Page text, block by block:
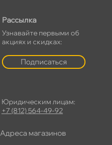
Рассылка
Узнавайте первыми о
акциях и скидках:
Подписаться
Юридическим лицам:
+7 (812) 564-49-92
Адреса магазино